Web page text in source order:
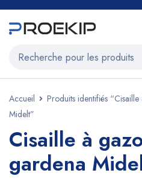
Accueil
Produits identifiés
Midelt”
Cisaille à
gardena